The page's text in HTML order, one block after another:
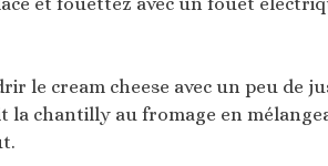
le cream cheese avec un peu de
chantilly au fromage en